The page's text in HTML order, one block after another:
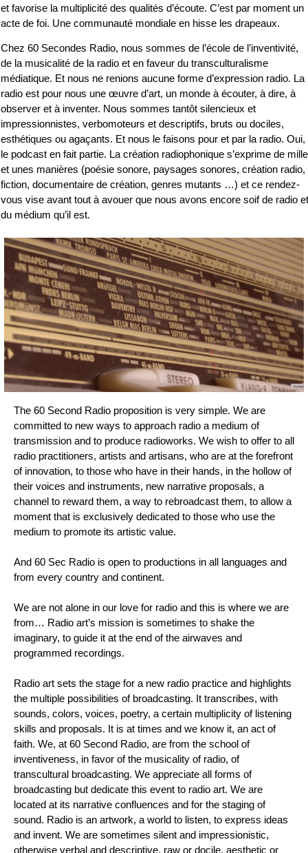
et favorise la multiplicité des qualités d’écoute. C’est par moment un
acte de foi. Une communauté mondiale en hisse les drapeaux.
Chez 60 Secondes Radio, nous sommes de l’école de l’inventivité,
de la musicalité de la radio et en faveur du transculturalisme
médiatique. Et nous ne renions aucune forme d’expression radio. La
radio est pour nous une œuvre d’art, un monde à écouter, à dire, à
observer et à inventer. Nous sommes tantôt silencieux et
impressionnistes, verbomoteurs et descriptifs, bruts ou dociles,
esthétiques ou agaçants. Et nous le faisons pour et par la radio. Oui,
le podcast en fait partie. La création radiophonique s’exprime de mille
et unes manières (poésie sonore, paysages sonores, création radio,
fiction, documentaire de création, genres mutants …) et ce rendez-
vous vise avant tout à avouer que nous avons encore soif de radio et
du médium qu’il est.
The 60 Second Radio proposition is very simple. We are
committed to new ways to approach radio a medium of
transmission and to produce radioworks. We wish to offer to all
radio practitioners, artists and artisans, who are at the forefront
of innovation, to those who have in their hands, in the hollow of
their voices and instruments, new narrative proposals, a
channel to reward them, a way to rebroadcast them, to allow a
moment that is exclusively dedicated to those who use the
medium to promote its artistic value.
And 60 Sec Radio is open to productions in all languages and
from every country and continent.
We are not alone in our love for radio and this is where we are
from… Radio art’s mission is sometimes to shake the
imaginary, to guide it at the end of the airwaves and
programmed recordings.
Radio art sets the stage for a new radio practice and highlights
the multiple possibilities of broadcasting. It transcribes, with
sounds, colors, voices, poetry, a certain multiplicity of listening
skills and proposals. It is at times and we know it, an act of
faith. We, at 60 Second Radio, are from the school of
inventiveness, in favor of the musicality of radio, of
transcultural broadcasting. We appreciate all forms of
broadcasting but dedicate this event to radio art. We are
located at its narrative confluences and for the staging of
sound. Radio is an artwork, a world to listen, to express ideas
and invent. We are sometimes silent and impressionistic,
otherwise verbal and descriptive, raw or docile, aesthetic or